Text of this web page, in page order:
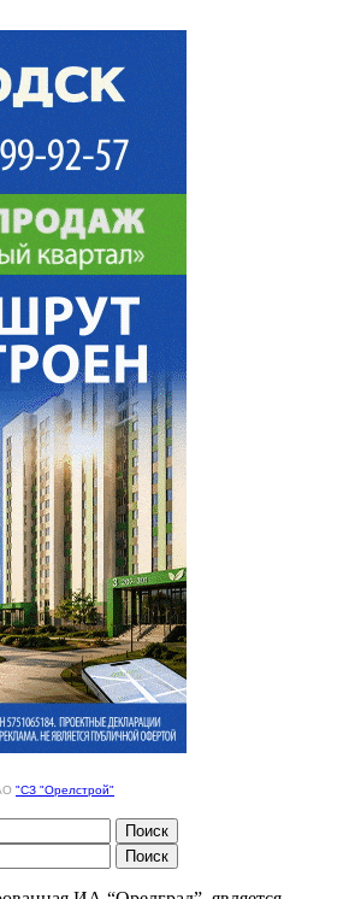
"СЗ "Орелстрой"